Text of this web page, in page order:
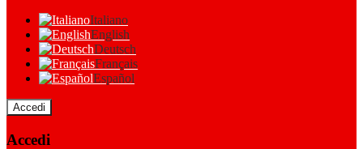
Italiano
English
Deutsch
Français
Español
Accedi
Accedi